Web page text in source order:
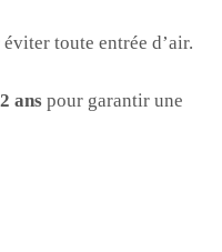
toute entrée d’air.
ans pour garantir une